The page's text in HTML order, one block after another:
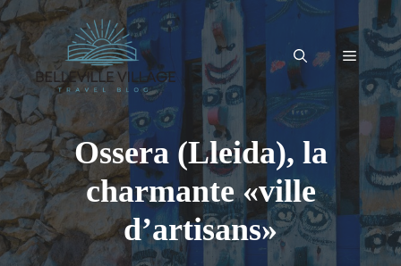
Aller
au
contenu
Menu
Ossera (Lleida), la
charmante «ville
d’artisans»